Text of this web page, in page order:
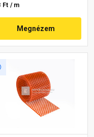
Ft / m
Megnézem